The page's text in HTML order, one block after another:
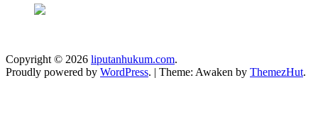
Copyright © 2026 liputanhukum.com.
Proudly powered by WordPress. | Theme: Awaken by ThemezHut.